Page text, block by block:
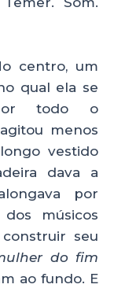
centro, um
qual ela se
por todo o
menos
vestido
dava a
por
músicos
seu
do fim
ao fundo. E